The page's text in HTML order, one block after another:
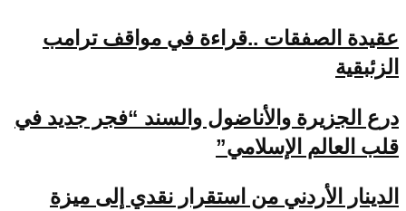
عقيدة الصفقات ..قراءة في مواقف ترامب
الزئبقية
درع الجزيرة والأناضول والسند “فجر جديد في
قلب العالم الإسلامي”
الدينار الأردني من استقرار نقدي إلى ميزة